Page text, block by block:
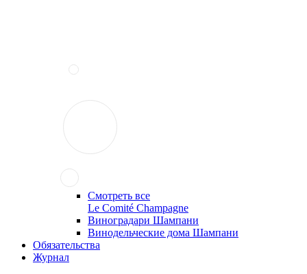
Смотреть все
Le Comité Champagne
Виноградари Шампани
Винодельческие дома Шампани
Обязательства
Журнал